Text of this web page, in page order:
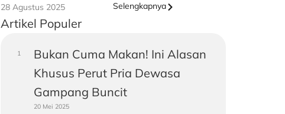
28 Agustus 2025 Selengkapnya
Artikel Populer
Bukan Cuma Makan! Ini Alasan
Khusus Perut Pria Dewasa
Gampang Buncit
20 Mei 2025